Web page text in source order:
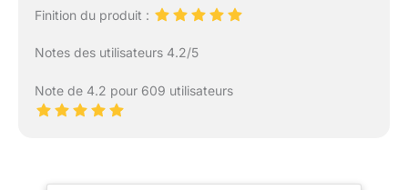
Finition du produit :
Notes des utilisateurs 4.2/5
Note de 4.2 pour 609 utilisateurs